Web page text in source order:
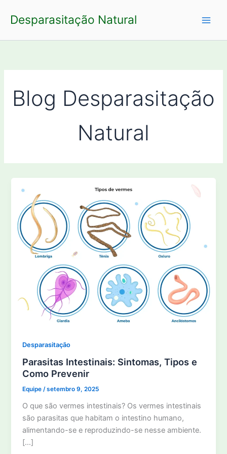
para
conteúdo
Desparasitação Natural
Blog Desparasitação
Natural
Desparasitação
Parasitas Intestinais: Sintomas, Tipos e
Como Prevenir
Equipe/setembro 9, 2025
O que são vermes intestinais? Os vermes intestinais
são parasitas que habitam o intestino humano,
alimentando-se e reproduzindo-se nesse ambiente.
[…]